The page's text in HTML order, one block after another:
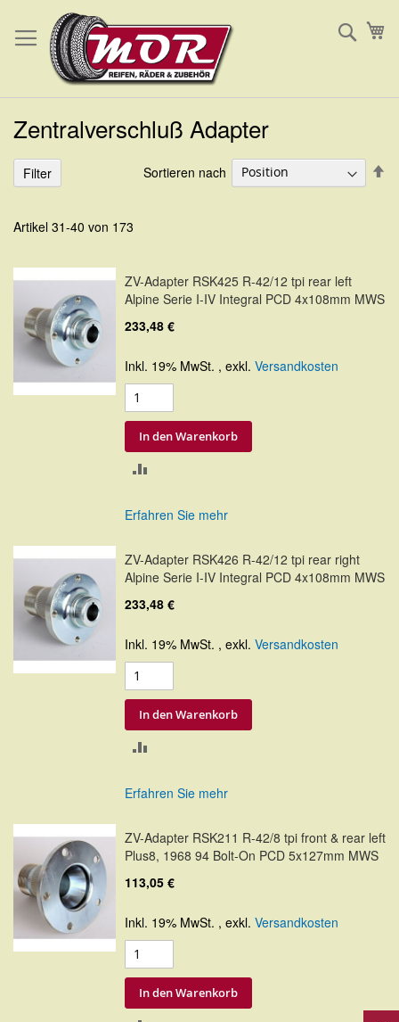
zum
Zentralverschluß Adapter
Artikel 31-40 von 173
Sortieren nach
ZV-Adapter RSK425 R-42/12 tpi rear left
Alpine Serie I-IV Integral PCD 4x108mm MWS
233,48 €
Inkl. 19% MwSt. , exkl. Versandkosten
In den Warenkorb
Erfahren Sie mehr
ZV-Adapter RSK426 R-42/12 tpi rear right
Alpine Serie I-IV Integral PCD 4x108mm MWS
233,48 €
Inkl. 19% MwSt. , exkl. Versandkosten
In den Warenkorb
Erfahren Sie mehr
ZV-Adapter RSK211 R-42/8 tpi front & rear left
Plus8, 1968 94 Bolt-On PCD 5x127mm MWS
113,05 €
Inkl. 19% MwSt. , exkl. Versandkosten
In den Warenkorb
Filter